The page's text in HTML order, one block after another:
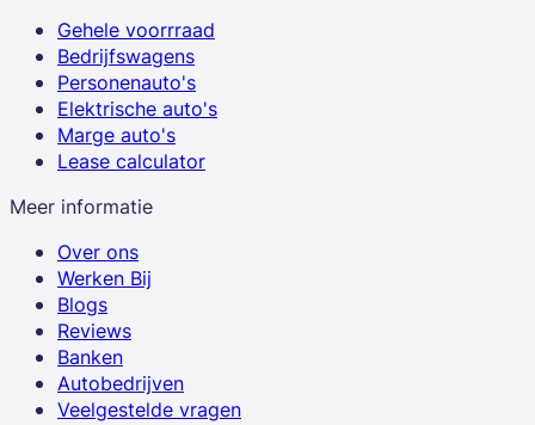
Gehele voorrraad
Bedrijfswagens
Personenauto's
Elektrische auto's
Marge auto's
Lease calculator
Meer informatie
Over ons
Werken Bij
Blogs
Reviews
Banken
Autobedrijven
Veelgestelde vragen